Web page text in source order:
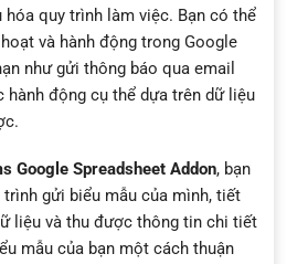
quy trình làm việc. Bạn có thể
và hành động trong Google
như gửi thông báo qua email
hành động cụ thể dựa trên dữ liệu
Google Spreadsheet Addon, bạn
gửi biểu mẫu của mình, tiết
liệu và thu được thông tin chi tiết
mẫu của bạn một cách thuận